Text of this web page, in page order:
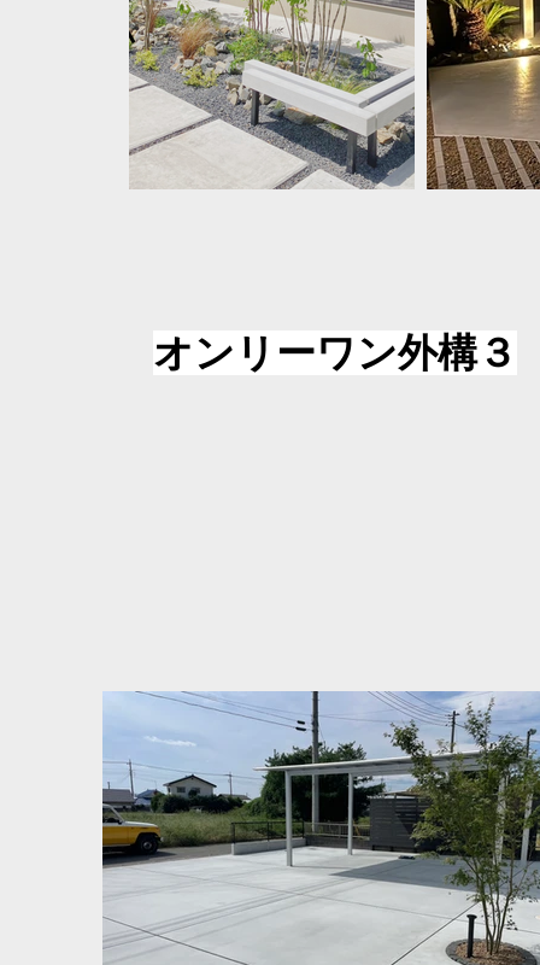
​オンリーワン外構３